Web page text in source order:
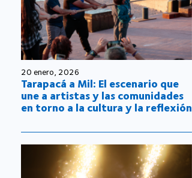
20 enero, 2026
Tarapacá a Mil: El escenario que
une a artistas y las comunidades
en torno a la cultura y la reflexión